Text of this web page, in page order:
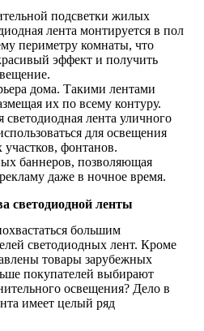
подсветки жилых
лента монтируется в пол
периметру комнаты, что
эффект и получить
дома. Такими лентами
их по всему контуру.
светодиодная лента уличного
для освещения
участков, фонтанов.
баннеров, позволяющая
даже в ночное время.
светодиодной ленты
большим
светодиодных лент. Кроме
товары зарубежных
покупателей выбирают
освещения? Дело в
имеет целый ряд